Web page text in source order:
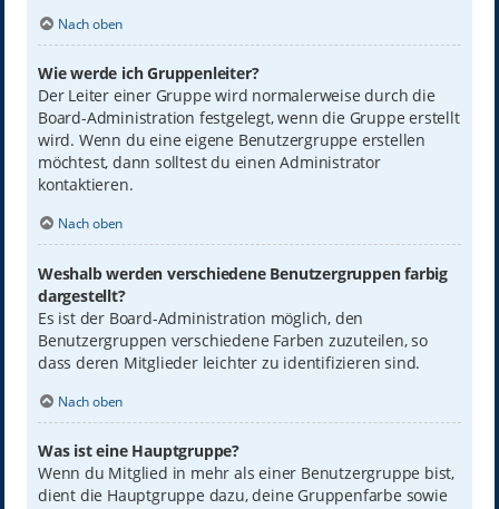
Nach oben
Wie werde ich Gruppenleiter?
Der Leiter einer Gruppe wird normalerweise durch die
Board-Administration festgelegt, wenn die Gruppe erstellt
wird. Wenn du eine eigene Benutzergruppe erstellen
möchtest, dann solltest du einen Administrator
kontaktieren.
Nach oben
Weshalb werden verschiedene Benutzergruppen farbig
dargestellt?
Es ist der Board-Administration möglich, den
Benutzergruppen verschiedene Farben zuzuteilen, so
dass deren Mitglieder leichter zu identifizieren sind.
Nach oben
Was ist eine Hauptgruppe?
Wenn du Mitglied in mehr als einer Benutzergruppe bist,
dient die Hauptgruppe dazu, deine Gruppenfarbe sowie